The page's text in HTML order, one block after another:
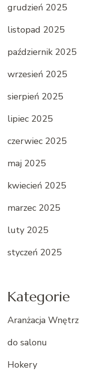
grudzień 2025
listopad 2025
październik 2025
wrzesień 2025
sierpień 2025
lipiec 2025
czerwiec 2025
maj 2025
kwiecień 2025
marzec 2025
luty 2025
styczeń 2025
Kategorie
Aranżacja Wnętrz
do salonu
Hokery